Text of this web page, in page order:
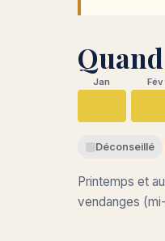
Jan Fév
Déconseillé
Printemps et
vendanges